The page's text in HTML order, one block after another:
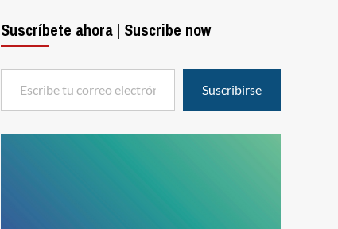
Suscríbete ahora | Suscribe now
Escribe tu correo electrónico…
Suscribirse